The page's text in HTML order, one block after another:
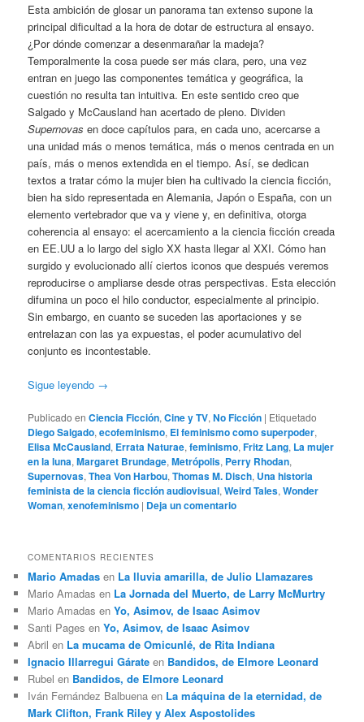
Esta ambición de glosar un panorama tan extenso supone la
principal dificultad a la hora de dotar de estructura al ensayo.
¿Por dónde comenzar a desenmarañar la madeja?
Temporalmente la cosa puede ser más clara, pero, una vez
entran en juego las componentes temática y geográfica, la
cuestión no resulta tan intuitiva. En este sentido creo que
Salgado y McCausland han acertado de pleno. Dividen
Supernovas en doce capítulos para, en cada uno, acercarse a
una unidad más o menos temática, más o menos centrada en un
país, más o menos extendida en el tiempo. Así, se dedican
textos a tratar cómo la mujer bien ha cultivado la ciencia ficción,
bien ha sido representada en Alemania, Japón o España, con un
elemento vertebrador que va y viene y, en definitiva, otorga
coherencia al ensayo: el acercamiento a la ciencia ficción creada
en EE.UU a lo largo del siglo XX hasta llegar al XXI. Cómo han
surgido y evolucionado allí ciertos iconos que después veremos
reproducirse o ampliarse desde otras perspectivas. Esta elección
difumina un poco el hilo conductor, especialmente al principio.
Sin embargo, en cuanto se suceden las aportaciones y se
entrelazan con las ya expuestas, el poder acumulativo del
conjunto es incontestable.
Sigue leyendo →
Publicado en Ciencia Ficción,Cine y TV,No Ficción | Etiquetado
Diego Salgado,ecofeminismo, El feminismo como superpoder,
Elisa McCausland, Errata Naturae,feminismo,Fritz Lang, La mujer
en la luna,Margaret Brundage,Metrópolis, Perry Rhodan,
Supernovas,Thea Von Harbou,Thomas M. Disch, Una historia
feminista de la ciencia ficción audiovisual,Weird Tales,Wonder
Woman,xenofeminismo | Deja un comentario
COMENTARIOS RECIENTES
Mario Amadas en La lluvia amarilla, de Julio Llamazares
Mario Amadas en La Jornada del Muerto, de Larry McMurtry
Mario Amadas enYo, Asimov, de Isaac Asimov
Santi Pages enYo, Asimov, de Isaac Asimov
Abril en La mucama de Omicunlé, de Rita Indiana
Ignacio Illarregui Gárate en Bandidos, de Elmore Leonard
Rubel en Bandidos, de Elmore Leonard
Iván Fernández Balbuena en La máquina de la eternidad, de
Mark Clifton, Frank Riley y Alex Aspostolides